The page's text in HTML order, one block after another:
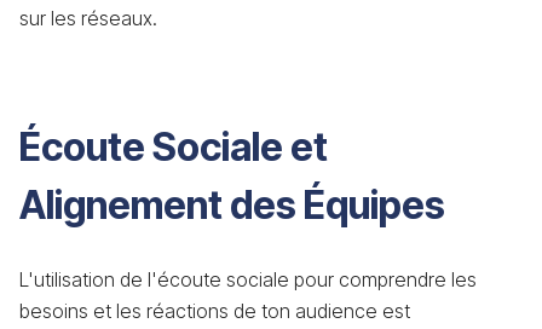
sur les réseaux.
Écoute Sociale et
Alignement des Équipes
L'utilisation de l'écoute sociale pour comprendre les
besoins et les réactions de ton audience est